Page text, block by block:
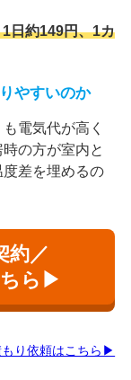
日約149円、1カ
やすいのか
電気代が高く
の方が室内と
差を埋めるの
約／
ちら▶
り依頼はこちら▶